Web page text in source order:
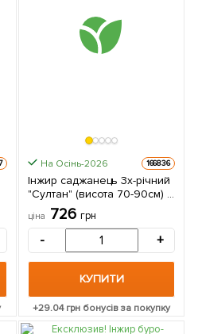
На Осінь-2026 166836
Інжир саджанець 3х-річний
"Султан" (висота 70-90см) 1
саджанець в упаковці
ціна 726 грн
- +
КУПИТИ
+29.04грн бонусів за покупку